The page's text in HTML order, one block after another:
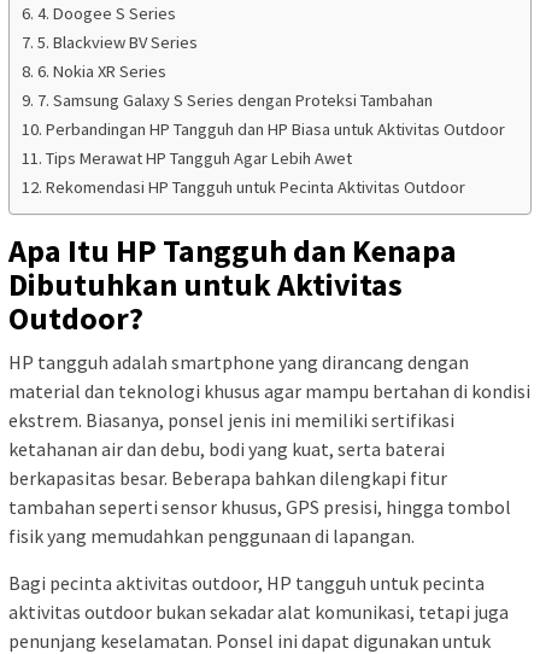
4. Doogee S Series
5. Blackview BV Series
6. Nokia XR Series
7. Samsung Galaxy S Series dengan Proteksi Tambahan
Perbandingan HP Tangguh dan HP Biasa untuk Aktivitas Outdoor
Tips Merawat HP Tangguh Agar Lebih Awet
Rekomendasi HP Tangguh untuk Pecinta Aktivitas Outdoor
Apa Itu HP Tangguh dan Kenapa
Dibutuhkan untuk Aktivitas
Outdoor?
HP tangguh adalah smartphone yang dirancang dengan
material dan teknologi khusus agar mampu bertahan di kondisi
ekstrem. Biasanya, ponsel jenis ini memiliki sertifikasi
ketahanan air dan debu, bodi yang kuat, serta baterai
berkapasitas besar. Beberapa bahkan dilengkapi fitur
tambahan seperti sensor khusus, GPS presisi, hingga tombol
fisik yang memudahkan penggunaan di lapangan.
Bagi pecinta aktivitas outdoor, HP tangguh untuk pecinta
aktivitas outdoor bukan sekadar alat komunikasi, tetapi juga
penunjang keselamatan. Ponsel ini dapat digunakan untuk